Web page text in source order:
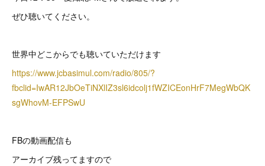
ぜひ聴いてください。
世界中どこからでも聴いていただけます
https://www.jcbasimul.com/radio/805/?
fbclid=IwAR12JbOeTiNXlIZ3sl6idcolj1fWZICEonHrF7MegWbQK
sgWhovM-EFPSwU
FBの動画配信も
アーカイブ残ってますので